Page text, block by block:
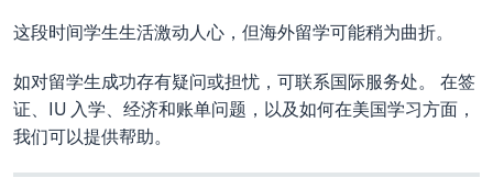
这段时间学生生活激动人心，但海外留学可能稍为曲折。
如对留学生成功存有疑问或担忧，可联系国际服务处。 在签
证、IU 入学、经济和账单问题，以及如何在美国学习方面，
我们可以提供帮助。